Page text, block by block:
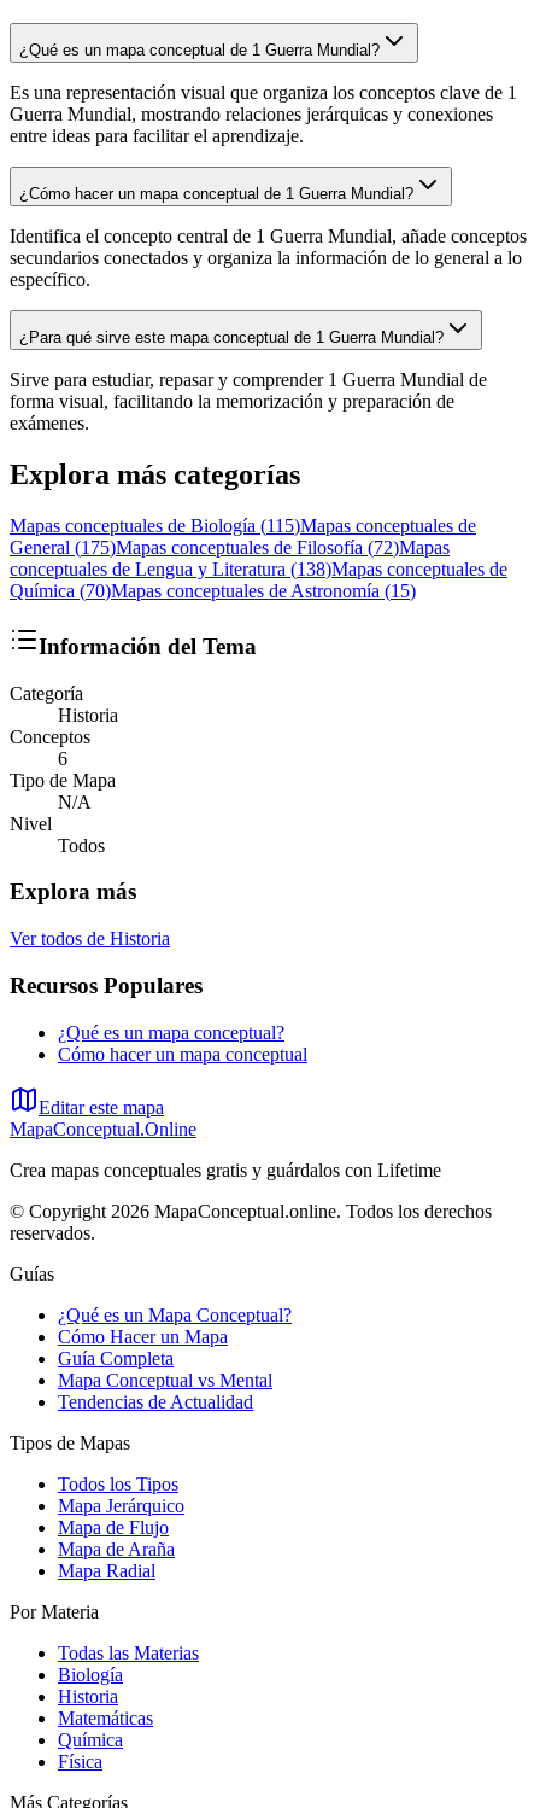
¿Qué es un mapa conceptual de 1 Guerra Mundial?
Es una representación visual que organiza los conceptos clave de 1
Guerra Mundial, mostrando relaciones jerárquicas y conexiones
entre ideas para facilitar el aprendizaje.
¿Cómo hacer un mapa conceptual de 1 Guerra Mundial?
Identifica el concepto central de 1 Guerra Mundial, añade conceptos
secundarios conectados y organiza la información de lo general a lo
específico.
¿Para qué sirve este mapa conceptual de 1 Guerra Mundial?
Sirve para estudiar, repasar y comprender 1 Guerra Mundial de
forma visual, facilitando la memorización y preparación de
exámenes.
Explora más categorías
Mapas conceptuales de Biología (115)Mapas conceptuales de
General (175)Mapas conceptuales de Filosofía (72)Mapas
conceptuales de Lengua y Literatura (138)Mapas conceptuales de
Química (70)Mapas conceptuales de Astronomía (15)
Información del Tema
Categoría
Historia
Conceptos
6
Tipo de Mapa
N/A
Nivel
Todos
Explora más
Ver todos de Historia
Recursos Populares
¿Qué es un mapa conceptual?
Cómo hacer un mapa conceptual
Editar este mapa
MapaConceptual.Online
Crea mapas conceptuales gratis y guárdalos con Lifetime
© Copyright 2026 MapaConceptual.online. Todos los derechos
reservados.
Guías
¿Qué es un Mapa Conceptual?
Cómo Hacer un Mapa
Guía Completa
Mapa Conceptual vs Mental
Tendencias de Actualidad
Tipos de Mapas
Todos los Tipos
Mapa Jerárquico
Mapa de Flujo
Mapa de Araña
Mapa Radial
Por Materia
Todas las Materias
Biología
Historia
Matemáticas
Química
Física
Más Categorías